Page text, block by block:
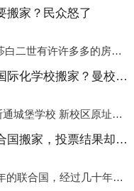
搬家？民众怒了
齐齐哈尔英女王伊丽莎白二世有许许多多的房产，遍布英国各地。而作为英女王的亲孙子、未来的英国国王，威廉王子自然也能享受到女王的房产。目前，威廉凯特以及三个孩子有两个经常居住的地点，一处是位于伦敦的肯辛顿宫，一处
齐齐哈尔深圳三所国际化学校搬家？曼校、QSI、南山中英文搬走了
齐齐哈尔1.深圳曼彻斯通城堡学校 新校区原址是蛇口国际据悉，此次曼彻斯通城堡学校搬迁到蛇口新校区的开办与蛇口外籍人员子女学校（蛇口国际）有很大的关联。2021年，太子湾实验部就宣布在2022年正式并入蛇口外籍
齐齐哈尔俄提议联合国搬家，投票结果却以惨败收场
齐齐哈尔成立于1945年的联合国，经过几十年的发展，如今拥有193个成员国。拥有如此众多会员国的联合国，可以说是世界上最具代表性的国际组织，也是世界上分量最重、有着较高话语权的国际组织。但以美国为首的西方国家